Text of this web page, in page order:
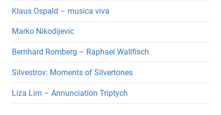
Klaus Ospald – musica viva
Marko Nikodijevic
Bernhard Romberg – Raphael Wallfisch
Silvestrov: Moments of Silvertones
Liza Lim – Annunciation Triptych